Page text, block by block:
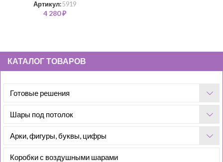
КАТАЛОГ ТОВАРОВ
Готовые решения
Шары под потолок
Арки, фигуры, буквы, цифры
Коробки с воздушными шарами
Артикул:5919
4 280₽